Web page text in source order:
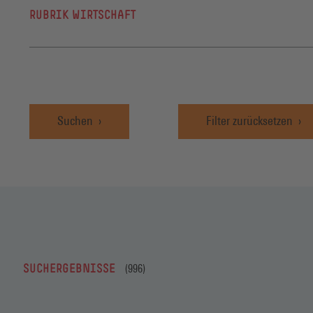
Demokratie/Partizipation
Demokratie
Gewerkschaften
Weiterbildung
Gesellschaftliche Teilhabe
RUBRIK WIRTSCHAFT
Standortverlagerung
Suchen Filter zurücksetzen
SUCHERGEBNISSE (996)